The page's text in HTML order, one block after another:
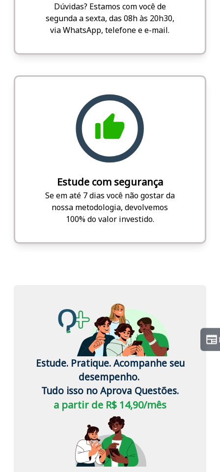
Dúvidas? Estamos com você de
segunda a sexta, das 08h às 20h30,
via WhatsApp, telefone e e-mail.
Estude com segurança
Se em até 7 dias você não gostar da
nossa metodologia, devolvemos
100% do valor investido.
Estude. Pratique. Acompanhe seu
desempenho.
Tudo isso no Aprova Questões.
a partir de R$ 14,90/mês